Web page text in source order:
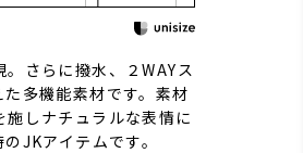
さらに撥水、２WAYス
多機能素材です。素材
しナチュラルな表情に
JKアイテムです。